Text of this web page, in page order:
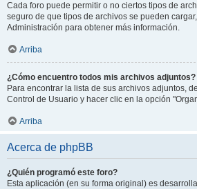
Cada foro puede permitir o no ciertos tipos de
seguro de que tipos de archivos se pueden
Administración para obtener más información.
Arriba
¿Cómo encuentro todos mis archivos adjuntos?
Para encontrar la lista de sus archivos adjuntos,
Control de Usuario y hacer clic en la opción
Arriba
Acerca de phpBB
¿Quién programó este foro?
Esta aplicación (en su forma original) es